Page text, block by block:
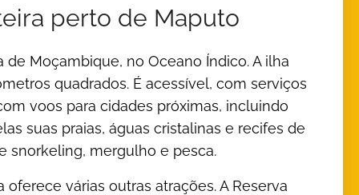
perto de Maputo
Moçambique, no Oceano Índico. A ilha
quadrados. É acessível, com serviços
voos para cidades próximas, incluindo
suas praias, águas cristalinas e recifes de
snorkeling, mergulho e pesca.
várias outras atrações. A Reserva